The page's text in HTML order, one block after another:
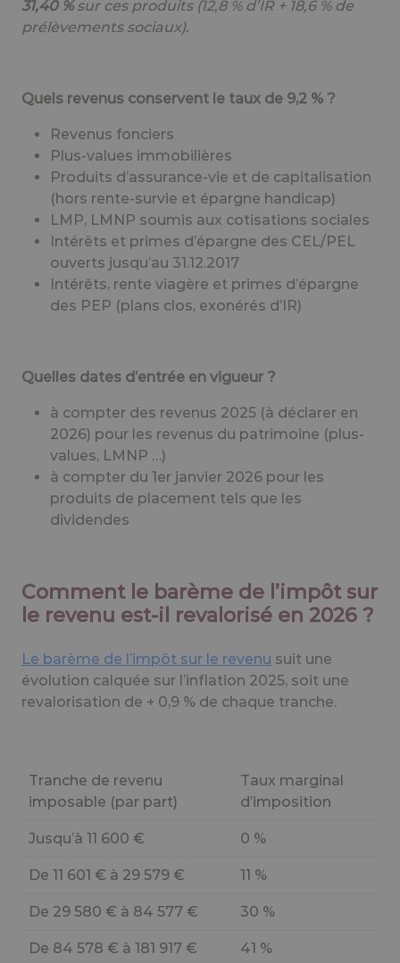
31,40 %sur ces produits (12,8 % d’IR + 18,6 % de
prélèvements sociaux).
Quels revenus conservent le taux de 9,2 % ?
Revenus fonciers
Plus-values immobilières
Produits d’assurance-vie et de capitalisation
(hors rente-survie et épargne handicap)
LMP, LMNP soumis aux cotisations sociales
Intérêts et primes d’épargne des CEL/PEL
ouverts jusqu’au 31.12.2017
Intérêts, rente viagère et primes d’épargne
des PEP (plans clos, exonérés d’IR)
Quelles dates d’entrée en vigueur ?
à compter des revenus 2025 (à déclarer en
2026) pour les revenus du patrimoine (plus-
values, LMNP …)
à compter du 1er janvier 2026 pour les
produits de placement tels que les
dividendes
Comment le barème de l’impôt sur
le revenu est-il revalorisé en 2026 ?
Le barème de l’impôt sur le revenu suit une
évolution calquée sur l’inflation 2025, soit une
revalorisation de + 0,9 % de chaque tranche.
Tranche de revenu
imposable (par part)
Taux marginal
d’imposition
Jusqu’à 11 600 € 0 %
De 11 601 € à 29 579 € 11 %
De 29 580 € à 84 577 € 30 %
De 84 578 € à 181 917 € 41 %